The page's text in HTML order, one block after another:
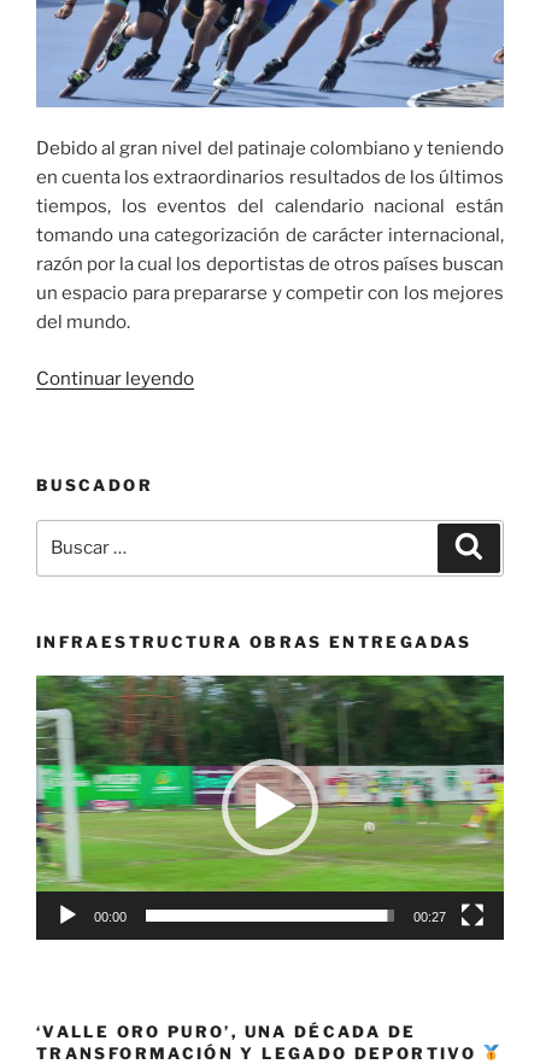
Debido al gran nivel del patinaje colombiano y teniendo
en cuenta los extraordinarios resultados de los últimos
tiempos, los eventos del calendario nacional están
tomando una categorización de carácter internacional,
razón por la cual los deportistas de otros países buscan
un espacio para prepararse y competir con los mejores
del mundo.
Continuar leyendo«Cali
diez
en
de
BUSCADOR
por:
INFRAESTRUCTURA OBRAS ENTREGADAS
Reproductor
de
vídeo
00:00 00:27
‘VALLE ORO PURO’, UNA DÉCADA DE
TRANSFORMACIÓN Y LEGADO DEPORTIVO